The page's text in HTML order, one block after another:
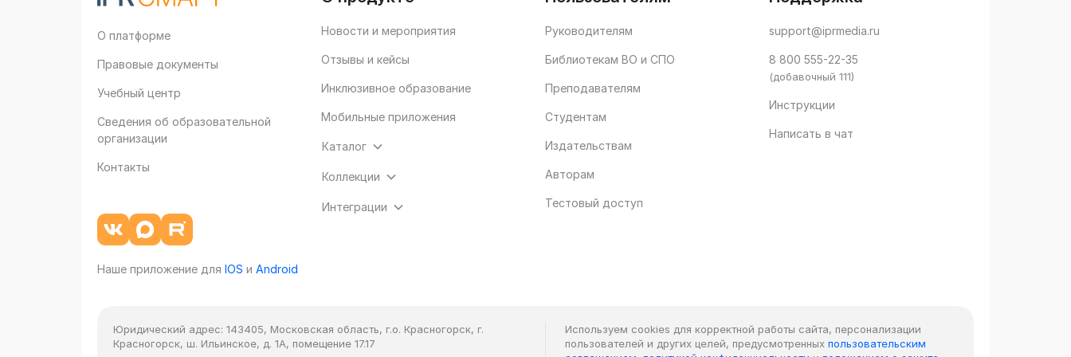
О платформе
Правовые документы
Учебный центр
Сведения об образовательной
организации
Контакты
Наше приложение для IOS и Android
Новости и мероприятия
Отзывы и кейсы
Инклюзивное образование
Мобильные приложения
Каталог
Коллекции
Интеграции
Руководителям
Библиотекам ВО и СПО
Преподавателям
Студентам
Издательствам
Авторам
Тестовый доступ
support@iprmedia.ru
8 800 555-22-35
(добавочный 111)
Инструкции
Написать в чат
Юридический адрес: 143405, Московская область, г.о. Красногорск, г.
Красногорск, ш. Ильинское, д. 1А, помещение 17.17
Используем cookies для корректной работы сайта, персонализации
пользователей и других целей, предусмотренных пользовательским